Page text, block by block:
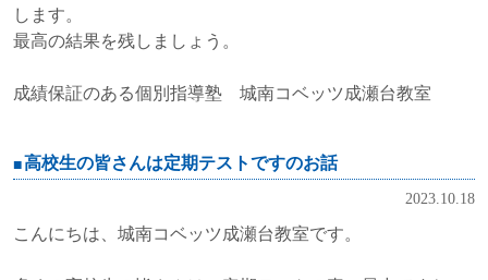
します。
最高の結果を残しましょう。
成績保証のある個別指導塾 城南コベッツ成瀬台教室
高校生の皆さんは定期テストですのお話
2023.10.18
こんにちは、城南コベッツ成瀬台教室です。